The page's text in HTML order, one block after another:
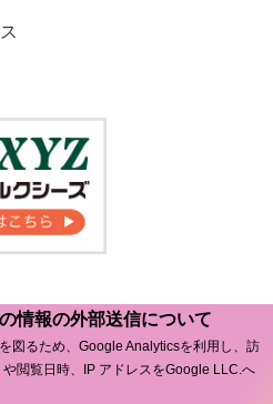
情報の外部送信について
図るため、Google Analyticsを利用し、訪
閲覧日時、IP アドレスをGoogle LLC.へ